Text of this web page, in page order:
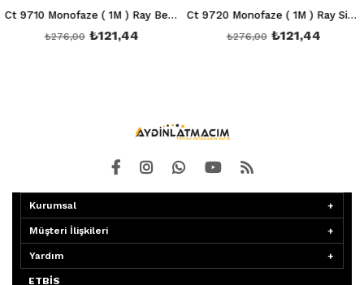
Ct 9710 Monofaze ( 1M ) Ray Beyaz (İthal)
₺121,44
₺276,00
Ct 9720 Monofaze ( 1M ) Ray Siyah (İthal)
₺121,44
₺276,00
Kurumsal
Müşteri İlişkileri
Yardım
ETBİS